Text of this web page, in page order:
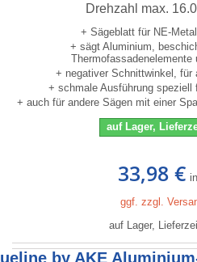
Drehzahl max.
+ Sägeblatt für NE-
+ sägt Aluminium,
Thermofassadenelemente
+ negativer Schnittwinkel, für
+ schmale Ausführung speziell
+ auch für andere Sägen mit einer
auf Lager,
33,98 €
ggf. zzgl.
auf Lager,
by AKE